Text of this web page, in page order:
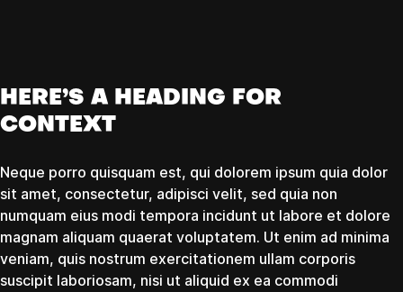
HERE’S A HEADING FOR
CONTEXT
Neque porro quisquam est, qui dolorem ipsum quia dolor
sit amet, consectetur, adipisci velit, sed quia non
numquam eius modi tempora incidunt ut labore et dolore
magnam aliquam quaerat voluptatem. Ut enim ad minima
veniam, quis nostrum exercitationem ullam corporis
suscipit laboriosam, nisi ut aliquid ex ea commodi